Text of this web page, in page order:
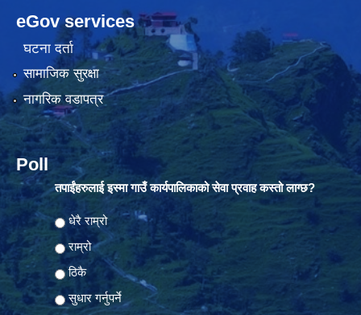
eGov services
घटना दर्ता
सामाजिक सुरक्षा
नागरिक वडापत्र
Poll
तपाईंहरुलाई इस्मा गाउँ कार्यपालिकाको सेवा प्रवाह कस्तो लाग्छ?
Choices
धेरै राम्रो
राम्रो
ठिकै
सुधार गर्नुपर्ने